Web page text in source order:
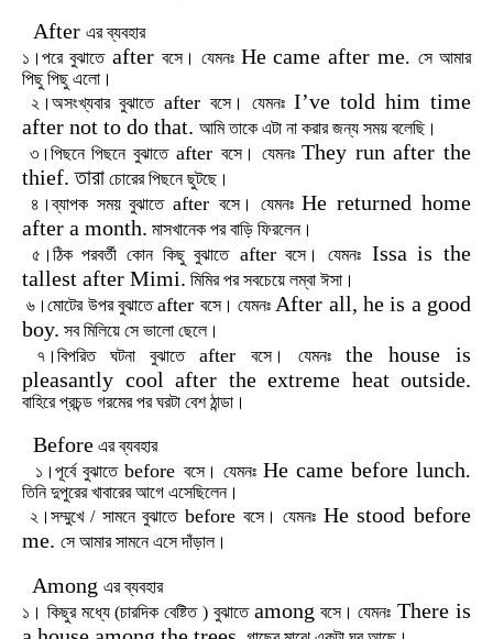
After এর ব্যবহার
১।পরে বুঝাতে after বসে। যেমনঃ He came after me. সে আমার
পিছু পিছু এলো।
২।অসংখ্যবার বুঝাতেafter বসে। যেমনঃ I’ve told him time
after not to do that. আমি তাকে এটা না করার জন্য সময় বলেছি।
৩।পিছনে পিছনে বুঝাতেafterবসে। যেমনঃ They run after the
thief. তারা চোরের পিছনে ছুটছে।
৪।ব্যাপক সময় বুঝাতে after বসে। যেমনঃ He returned home
after a month. মাসখানেক পর বাড়ি ফিরলেন।
৫।ঠিক পরবর্তী কোন কিছু বুঝাতেafter বসে। যেমনঃ Issa is the
tallest after Mimi. মিমির পর সবচেয়ে লম্বা ঈসা।
৬।মোটের উপর বুঝাতে after বসে। যেমনঃ After all, he is a good
boy. সব মিলিয়ে সে ভালো ছেলে।
৭।বিপরিত
ঘটনা বুঝাতে after বসে। যেমনঃ
the house is
pleasantly cool after the extreme heat outside.
বাহিরে প্রচন্ড গরমের পর ঘরটা বেশ ঠান্ডা।
Before এর ব্যবহার
১।পূর্বে বুঝাতে before বসে। যেমনঃ He came before lunch.
তিনি দুপুরের খাবারের আগে এসেছিলেন।
২।সম্মুখে/ সামনে বুঝাতে before বসে। যেমনঃ He stood before
me. সে আমার সামনে এসে দাঁড়াল।
Among এর ব্যবহার
১। কিছুর মধ্যে(চারদিক বেষ্টিত) বুঝাতে among বসে। যেমনঃ There is